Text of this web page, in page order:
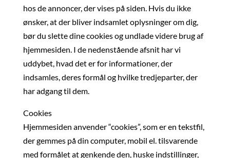
hos de annoncer, der vises på siden. Hvis du ikke
ønsker, at der bliver indsamlet oplysninger om dig,
bør du slette dine cookies og undlade videre brug af
hjemmesiden. I de nedenstående afsnit har vi
uddybet, hvad det er for informationer, der
indsamles, deres formål og hvilke tredjeparter, der
har adgang til dem.
Cookies
Hjemmesiden anvender “cookies”, som er en tekstfil,
der gemmes på din computer, mobil el. tilsvarende
med formålet at genkende den, huske indstillinger,